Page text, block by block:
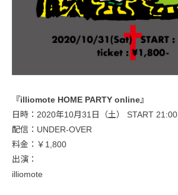
『illiomote HOME PARTY online』
日時：2020年10月31日（土） START 21:00
配信：UNDER-OVER
料金：￥1,800
出演：
illiomote